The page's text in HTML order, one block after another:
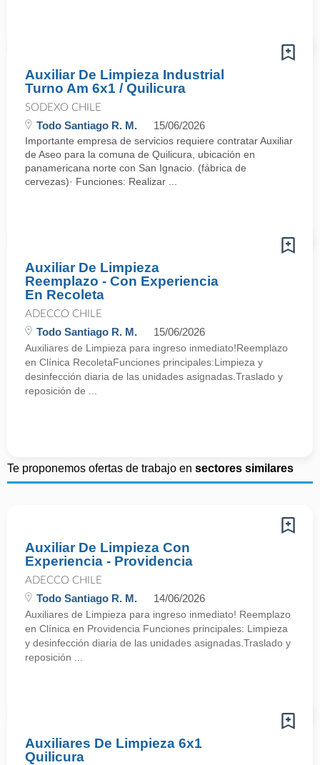
Auxiliar De Limpieza Industrial
Turno Am 6x1 / Quilicura
SODEXO CHILE
Todo Santiago R. M. 15/06/2026
Importante empresa de servicios requiere contratar Auxiliar
de Aseo para la comuna de Quilicura, ubicación en
panamericana norte con San Ignacio. (fábrica de
cervezas)· Funciones: Realizar ...
Auxiliar De Limpieza
Reemplazo - Con Experiencia
En Recoleta
ADECCO CHILE
Todo Santiago R. M. 15/06/2026
Auxiliares de Limpieza para ingreso inmediato!Reemplazo
en Clínica RecoletaFunciones principales:Limpieza y
desinfección diaria de las unidades asignadas.Traslado y
reposición de ...
Te proponemos ofertas de trabajo en sectores similares
Auxiliar De Limpieza Con
Experiencia - Providencia
ADECCO CHILE
Todo Santiago R. M. 14/06/2026
Auxiliares de Limpieza para ingreso inmediato! Reemplazo
en Clínica en Providencia Funciones principales: Limpieza
y desinfección diaria de las unidades asignadas.Traslado y
reposición ...
Auxiliares De Limpieza 6x1
Quilicura